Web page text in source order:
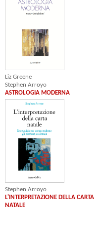
Liz Greene
Stephen Arroyo
ASTROLOGIA MODERNA
Stephen Arroyo
L'INTERPRETAZIONE DELLA CARTA
NATALE